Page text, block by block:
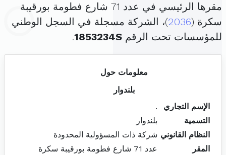
مقرها الرئيسي في عدد 71 شارع فطومة بورقيبة
سكرة (2036)، الشركة مسجلة في السجل الوطني
للمؤسسات تحت الرقم 1853234S
.
معلومات حول
بلندوار
الإسم التجاري
.
التسمية
بلندوار
النظام القانوني شركة ذات المسؤولية المحدودة
المقر
عدد 71 شارع فطومة بورقيبة سكرة